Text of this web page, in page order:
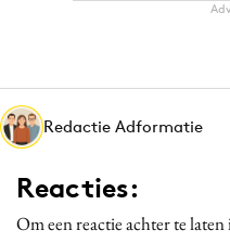
Interne communicatie
Martech
Media
Merkstrategie
PR
Redactie Adformatie
Reacties:
Om een reactie achter te laten